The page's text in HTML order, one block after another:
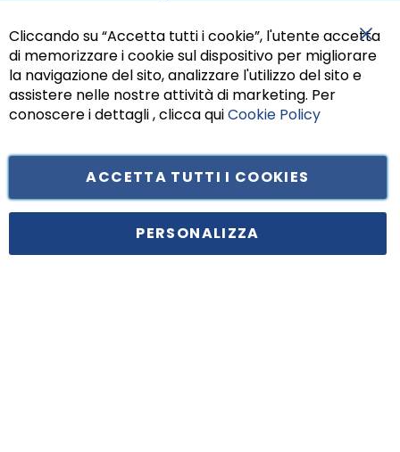
Principe di Piemonte 199, cap. 80026 Casoria (NA) - C.F. 05834470634 -
Cliccando su “Accetta tutti i cookie”, l'utente accetta
di memorizzare i cookie sul dispositivo per migliorare
la navigazione del sito, analizzare l'utilizzo del sito e
assistere nelle nostre attività di marketing. Per
conoscere i dettagli , clicca quiCookie Policy
ACCETTA TUTTI I COOKIES
PERSONALIZZA